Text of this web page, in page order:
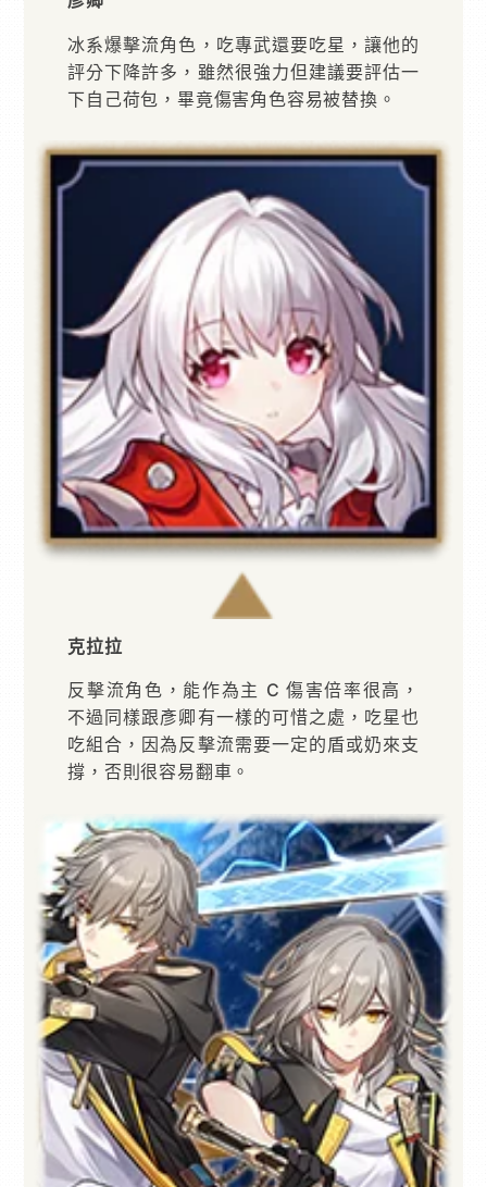
冰系爆擊流角色，吃專武還要吃星，讓他的
評分下降許多，雖然很強力但建議要評估一
下自己荷包，畢竟傷害角色容易被替換。
克拉拉
反擊流角色，能作為主 C 傷害倍率很高，
不過同樣跟彥卿有一樣的可惜之處，吃星也
吃組合，因為反擊流需要一定的盾或奶來支
撐，否則很容易翻車。